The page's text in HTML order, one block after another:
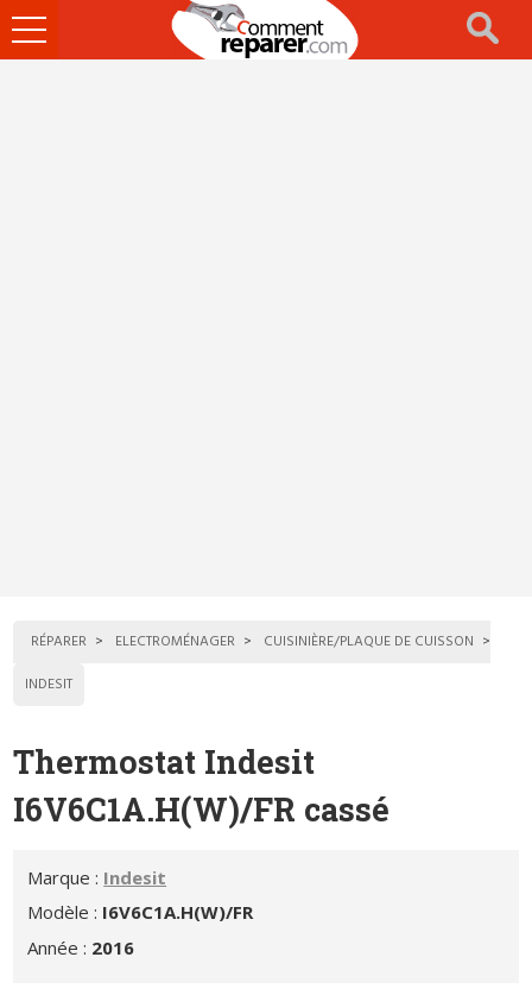
Ouvrir
le
RÉPARER ELECTROMÉNAGER
CUISINIÈRE/PLAQUE DE CUISSON
INDESIT
Thermostat Indesit
I6V6C1A.H(W)/FR cassé
Marque : Indesit
Modèle : I6V6C1A.H(W)/FR
Année : 2016